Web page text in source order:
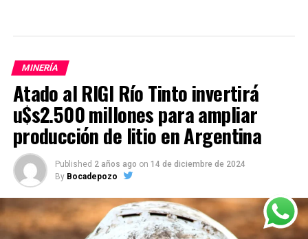
MINERÍA
Atado al RIGI Río Tinto invertirá
u$s2.500 millones para ampliar
producción de litio en Argentina
Published 2 años ago on 14 de diciembre de 2024
By Bocadepozo